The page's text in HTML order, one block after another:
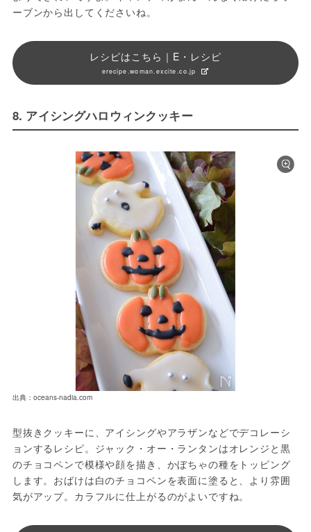
ーブンから出してくださいね。
レシピはこちら｜E・レシピ
erecipe.woman.excite.co.jp
8. アイシングハロウィンクッキー
出典：oceans-nadia.com
型抜きクッキーに、アイシングやアラザンなどでデコレーシ
ョンするレシピ。ジャック・オー・ランタンはオレンジと黒
のチョコペンで模様や顔を描き、かぼちゃの種をトッピング
します。おばけは白のチョコペンを表面に塗ると、より雰囲
気がアップ。カラフルに仕上がるのがよいですね。